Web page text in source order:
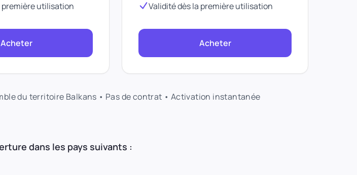
première utilisation
Acheter
Validité dès la première utilisation
Acheter
du territoire Balkans • Pas de contrat • Activation instantanée
dans les pays suivants :